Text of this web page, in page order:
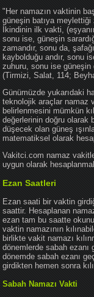
"Her namazın vaktinin
güneşin batıya
İkindinin ilk vakti,
sonu ise, güneşin
zamandır, sonu da,
kaybolduğu andır, sonu
zuhuru, sonu ise güneşin
(Tirmizi, Salat, 114;
Günümüzde yukarıdaki
teknolojik araçlar namaz
belirlenmesini mümkün
değerlerinin doğru
düşecek olan güneş
matematiksel olarak
Vakitci.com namaz
uygun olarak
Ezan Saatleri
Ezan saati bir vaktin
saattir. Hesaplanan
ezan tam bu saatte
vaktin namazının
birlikte vakit namazı
dönemlerde sabah
dönemde sabah ezanı
girdikten hemen sonra
Sabah Namazı Vakti